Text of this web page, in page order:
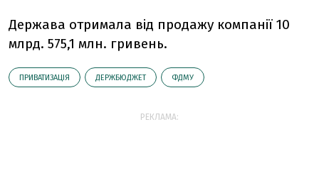
Держава отримала від продажу компанії 10
млрд. 575,1 млн. гривень.
ПРИВАТИЗАЦІЯ ДЕРЖБЮДЖЕТ ФДМУ
РЕКЛАМА: